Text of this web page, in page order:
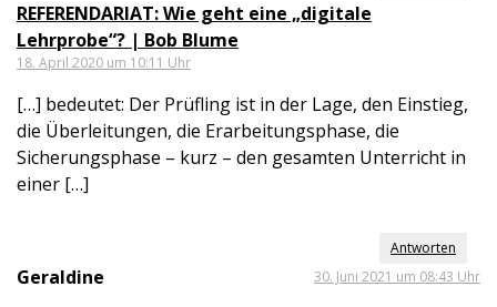
REFERENDARIAT: Wie geht eine „digitale
Lehrprobe“? | Bob Blume
18. April 2020 um 10:11 Uhr
[…] bedeutet: Der Prüfling ist in der Lage, den Einstieg,
die Überleitungen, die Erarbeitungsphase, die
Sicherungsphase – kurz – den gesamten Unterricht in
einer […]
Antworten
Geraldine 30. Juni 2021 um 08:43 Uhr